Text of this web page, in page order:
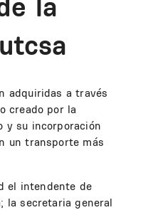
adquiridas a través
creado por la
y su incorporación
un transporte más
el intendente de
la secretaria general